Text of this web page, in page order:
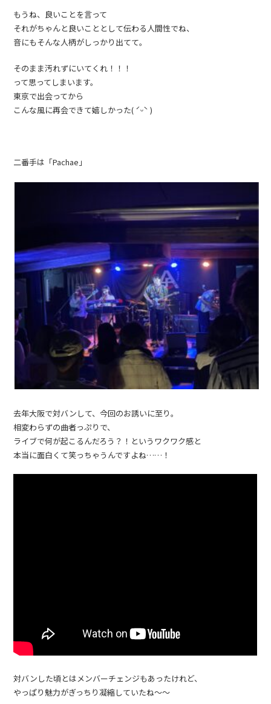
もうね、良いことを言って
それがちゃんと良いこととして伝わる人間性でね、
音にもそんな人柄がしっかり出てて。
そのまま汚れずにいてくれ！！！
って思ってしまいます。
東京で出会ってから
こんな風に再会できて嬉しかった( ˊᵕˋ )
二番手は「Pachae」
去年大阪で対バンして、今回のお誘いに至り。
相変わらずの曲者っぷりで、
ライブで何が起こるんだろう？！というワクワク感と
本当に面白くて笑っちゃうんですよね……！
対バンした頃とはメンバーチェンジもあったけれど、
やっぱり魅力がぎっちり凝縮していたね〜〜